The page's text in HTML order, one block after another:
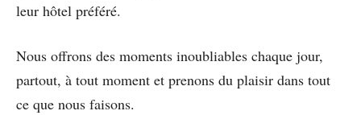
leur hôtel préféré.
Nous offrons des moments inoubliables chaque jour,
partout, à tout moment et prenons du plaisir dans tout
ce que nous faisons.